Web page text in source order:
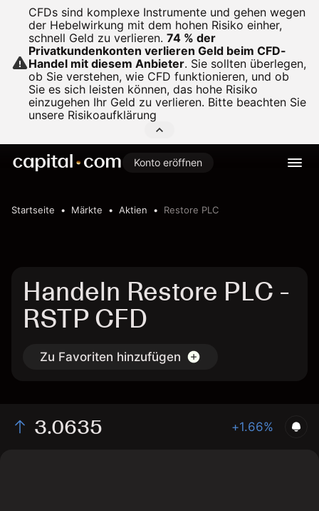
CFDs sind komplexe Instrumente und gehen wegen
der Hebelwirkung mit dem hohen Risiko einher,
schnell Geld zu verlieren. 74 % der
Privatkundenkonten verlieren Geld beim CFD-
Handel mit diesem Anbieter. Sie sollten überlegen,
ob Sie verstehen, wie CFD funktionieren, und ob
Sie es sich leisten können, das hohe Risiko
einzugehen Ihr Geld zu verlieren. Bitte beachten Sie
unsere Risikoaufklärung
Konto eröffnen
Startseite Märkte Aktien Restore PLC
Handeln Restore PLC -
RSTP CFD
Zu Favoriten hinzufügen
3.0635 +1.66%